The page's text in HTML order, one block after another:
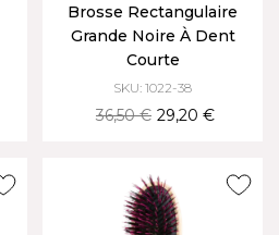
Brosse Rectangulaire
Grande Noire À Dent
Courte
SKU: 1022-38
36,50 € 29,20 €